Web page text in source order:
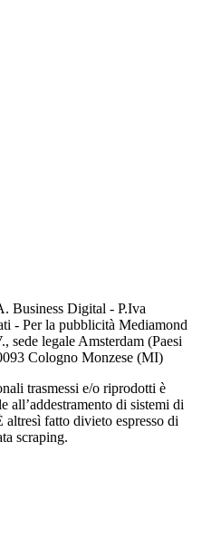
Business Digital - P.Iva
- Per la pubblicità Mediamond
legale Amsterdam (Paesi
Cologno Monzese (MI)
trasmessi e/o riprodotti è
all’addestramento di sistemi di
fatto divieto espresso di
scraping.